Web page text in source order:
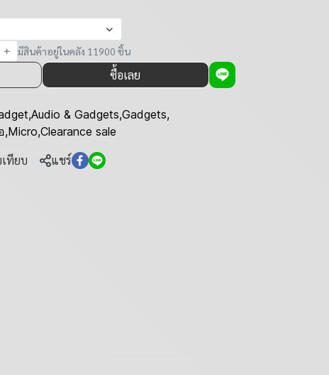
มีสินค้าอยู่ในคลัง 11900 ชิ้น
ซื้อเลย
,Audio & Gadgets,Gadgets,
,Micro,Clearance sale
ทียบ แชร์